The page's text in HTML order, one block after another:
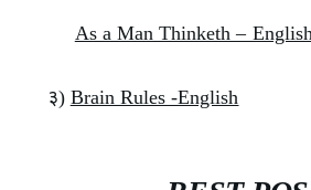
As a Man Thinketh –
३) Brain Rules -English